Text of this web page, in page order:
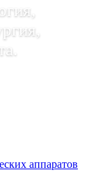
аппаратов